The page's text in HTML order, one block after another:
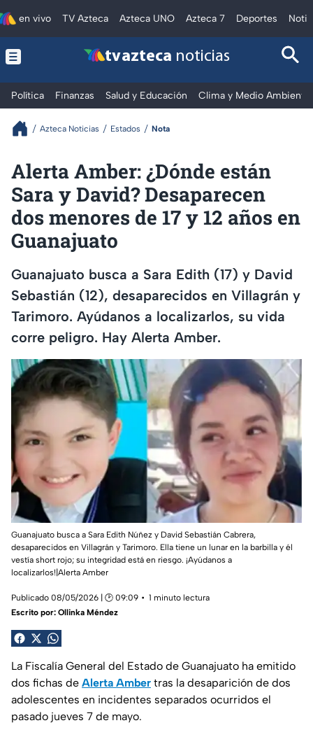
en vivo TV Azteca Azteca UNO Azteca 7 Deportes
tv azteca noticias
Política Finanzas Salud y Educación Clima y Medio Ambiente
Azteca Noticias Estados Nota
Alerta Amber: ¿Dónde están
Sara y David? Desaparecen
dos menores de 17 y 12 años en
Guanajuato
Guanajuato busca a Sara Edith (17) y David
Sebastián (12), desaparecidos en Villagrán y
Tarimoro. Ayúdanos a localizarlos, su vida
corre peligro. Hay Alerta Amber.
Guanajuato busca a Sara Edith Núñez y David Sebastián Cabrera,
desaparecidos en Villagrán y Tarimoro. Ella tiene un lunar en la barbilla y él
vestía short rojo; su integridad está en riesgo. ¡Ayúdanos a
localizarlos!|Alerta Amber
Publicado 08/05/2026 | 🕑 09:09
1 minuto lectura
Escrito por: Ollinka Méndez
La Fiscalía General del Estado de Guanajuato ha emitido
dos fichas de Alerta Amber tras la desaparición de dos
adolescentes en incidentes separados ocurridos el
pasado jueves 7 de mayo.